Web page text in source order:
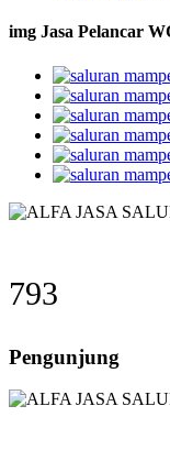
img Jasa Pelancar
793
Pengunjung